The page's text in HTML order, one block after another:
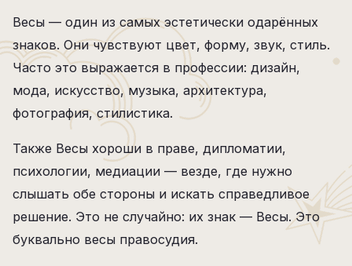
Весы — один из самых эстетически одарённых
знаков. Они чувствуют цвет, форму, звук, стиль.
Часто это выражается в профессии: дизайн,
мода, искусство, музыка, архитектура,
фотография, стилистика.
Также Весы хороши в праве, дипломатии,
психологии, медиации — везде, где нужно
слышать обе стороны и искать справедливое
решение. Это не случайно: их знак — Весы. Это
буквально весы правосудия.